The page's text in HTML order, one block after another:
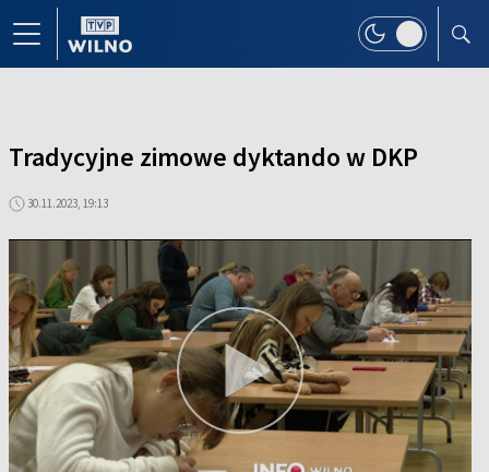
Tradycyjne zimowe dyktando w DKP
30.11.2023, 19:13